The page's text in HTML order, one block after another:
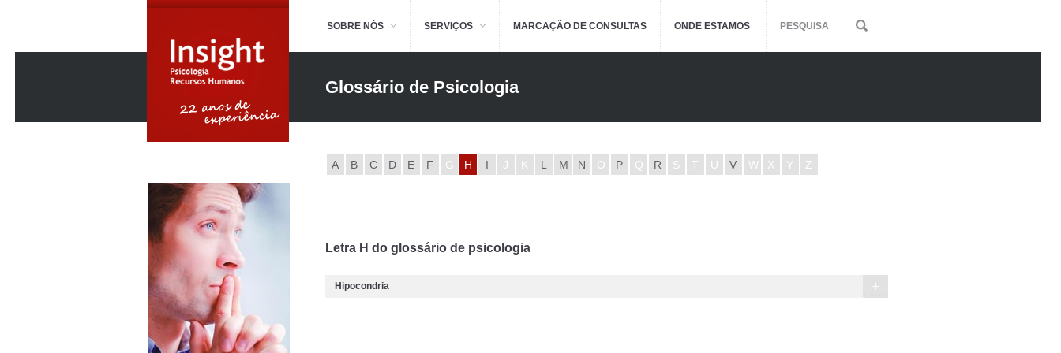
SOBRE NÓS SERVIÇOS MARCAÇÃO DE CONSULTAS ONDE ESTAMOS PESQUISA
Glossário de Psicologia
A B C D E F G H I J K L M N O P Q R S T U V W X Y Z
Letra H do glossário de psicologia
Hipocondria